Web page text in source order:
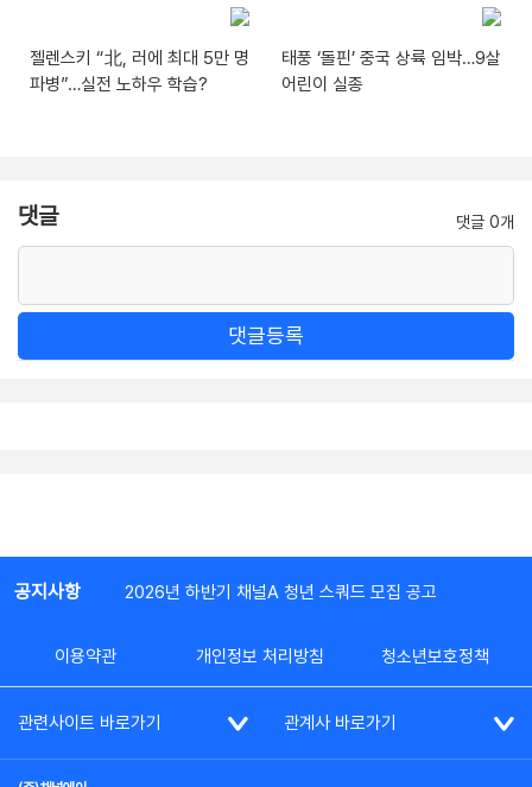
젤렌스키 “北, 러에 최대 5만 명
파병”…실전 노하우 학습?
태풍 ‘돌핀’ 중국 상륙 임박…9살
어린이 실종
댓글 댓글 0개
댓글등록
공지사항 2026년 하반기 채널A 청년 스쿼드 모집 공고
이용약관 개인정보 처리방침 청소년보호정책
관련사이트 바로가기 관계사 바로가기